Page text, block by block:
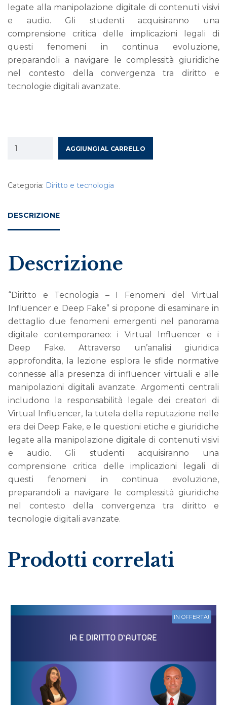
legate alla manipolazione digitale di contenuti visivi
e audio. Gli studenti acquisiranno una
comprensione critica delle implicazioni legali di
questi fenomeni in continua evoluzione,
preparandoli a navigare le complessità giuridiche
nel contesto della convergenza tra diritto e
tecnologie digitali avanzate.
AGGIUNGI AL CARRELLO
Categoria: Diritto e tecnologia
DESCRIZIONE
Descrizione
“Diritto e Tecnologia – I Fenomeni del Virtual
Influencer e Deep Fake” si propone di esaminare in
dettaglio due fenomeni emergenti nel panorama
digitale contemporaneo: i Virtual Influencer e i
Deep Fake. Attraverso un’analisi giuridica
approfondita, la lezione esplora le sfide normative
connesse alla presenza di influencer virtuali e alle
manipolazioni digitali avanzate. Argomenti centrali
includono la responsabilità legale dei creatori di
Virtual Influencer, la tutela della reputazione nelle
era dei Deep Fake, e le questioni etiche e giuridiche
legate alla manipolazione digitale di contenuti visivi
e audio. Gli studenti acquisiranno una
comprensione critica delle implicazioni legali di
questi fenomeni in continua evoluzione,
preparandoli a navigare le complessità giuridiche
nel contesto della convergenza tra diritto e
tecnologie digitali avanzate.
Prodotti correlati
IN OFFERTA!